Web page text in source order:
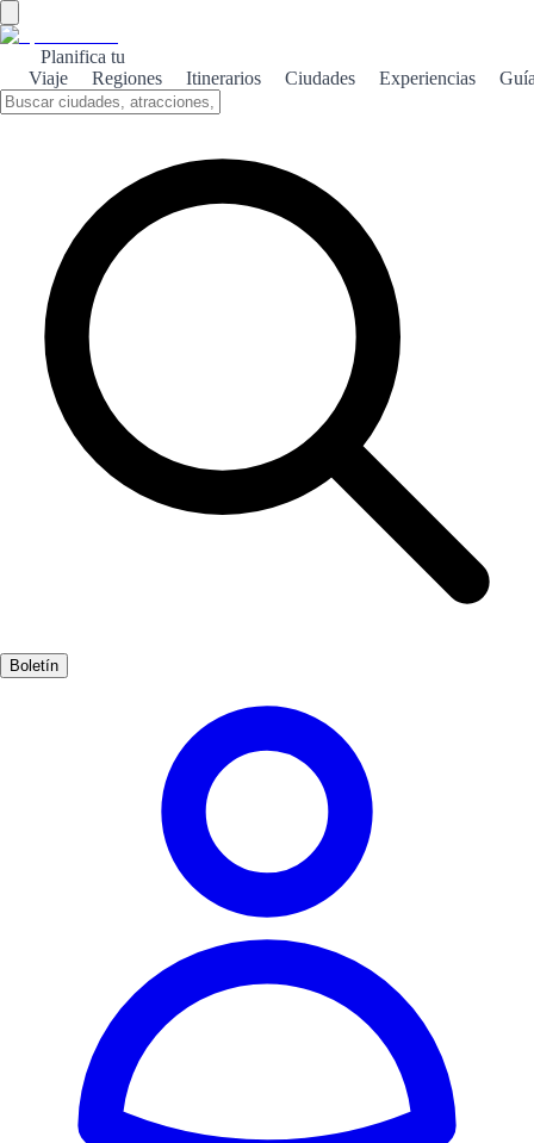
Planifica tu
Viaje
Regiones Itinerarios Ciudades Experiencias
Boletín
Cazorla es un paraíso natural en el corazón de Andalucía, donde la
belleza de sus paisajes montañosos y su rica biodiversidad cautivan
a los visitantes.
Sobre el tema
Cazorla, situado en la provincia de Jaén, es conocido por su
impresionante parque natural, que alberga una variedad de flora y
fauna. Este lugar es ideal para los amantes del senderismo y la
naturaleza, ofreciendo rutas que se adaptan a todos los niveles. La
Sierra de Cazorla no solo destaca por su belleza escénica, sino
también por su patrimonio cultural. En el pueblo, los visitantes
pueden explorar calles empedradas, disfrutar de la gastronomía local
y descubrir la historia de la zona a través de sus monumentos.
Agua o el embalse del Tranco, donde se puede practicar actividades
acuáticas y disfrutar de la tranquilidad del entorno.
Muy Popular3-7 días Moderado
La mejor época del año para visitar Cazorla es durante la primavera
y el verano, cuando el clima es cálido y las rutas de senderismo
están en su esplendor. Los meses de abril a septiembre son ideales
para disfrutar de actividades al aire libre.
Dónde vivirlo